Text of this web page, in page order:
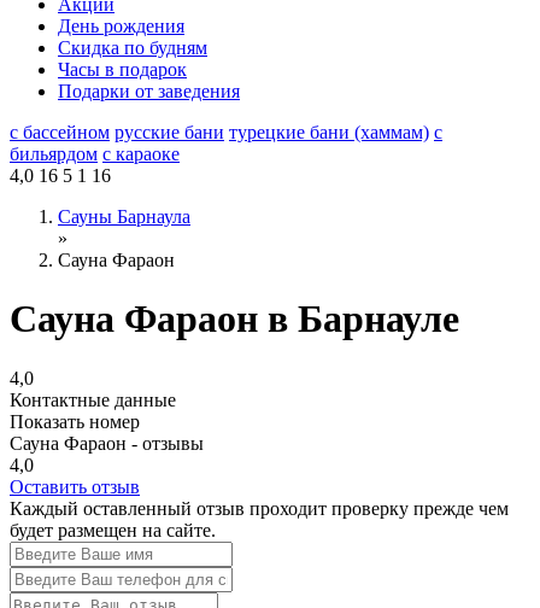
Акции
День рождения
Скидка по будням
Часы в подарок
Подарки от заведения
с бассейном русские бани турецкие бани (хаммам) с
бильярдом с караоке
4,0 16 5 1 16
Сауны Барнаула
»
Сауна Фараон
Сауна Фараон в Барнауле
4,0
Контактные данные
Показать номер
Сауна Фараон - отзывы
4,0
Оставить отзыв
Каждый оставленный отзыв проходит проверку прежде чем
будет размещен на сайте.